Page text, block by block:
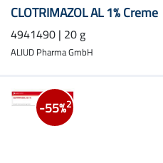
CLOTRIMAZOL AL 1% Creme
4941490 | 20 g
ALIUD Pharma GmbH
-55%2